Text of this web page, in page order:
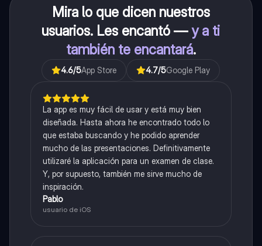
Mira lo que dicen nuestros
usuarios. Les encantó —y a ti
también te encantará.
4.6/5App Store 4.7/5Google Play
La app es muy fácil de usar y está muy bien
diseñada. Hasta ahora he encontrado todo lo
que estaba buscando y he podido aprender
mucho de las presentaciones. Definitivamente
utilizaré la aplicación para un examen de clase.
Y, por supuesto, también me sirve mucho de
inspiración.
Pablo
usuario de iOS